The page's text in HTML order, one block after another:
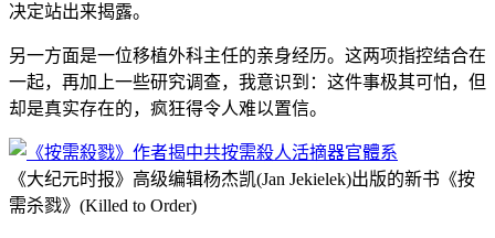
决定站出来揭露。
另一方面是一位移植外科主任的亲身经历。这两项指控结合在
一起，再加上一些研究调查，我意识到：这件事极其可怕，但
却是真实存在的，疯狂得令人难以置信。
《大纪元时报》高级编辑杨杰凯(Jan Jekielek)出版的新书《按
需杀戮》(Killed to Order)